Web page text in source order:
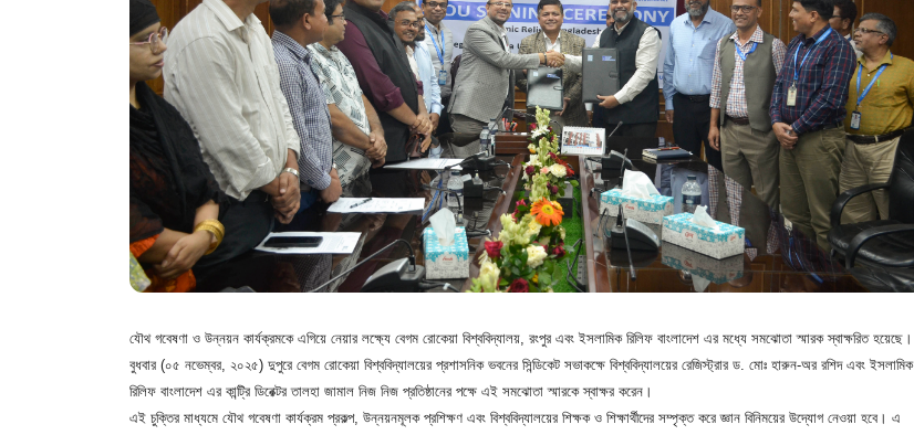
যৌথ গবেষণা ও উন্নয়ন কার্যক্রমকে এগিয়ে নেয়ার লক্ষ্যে বেগম রোকেয়া বিশ্ববিদ্যালয়, রংপুর এবং ইসলামিক রিলিফ বাংলাদেশ এর মধ্যে সমঝোতা স্মারক স্বাক্ষরিত হয়েছে।
বুধবার (০৫ নভেম্বর, ২০২৫) দুপুরে বেগম রোকেয়া বিশ্ববিদ্যালয়ের প্রশাসনিক ভবনের সিন্ডিকেট সভাকক্ষে বিশ্ববিদ্যালয়ের রেজিস্ট্রার ড. মোঃ হারুন-অর রশিদ এবং ইসলামিক
রিলিফ বাংলাদেশ এর কান্ট্রি ডিরেক্টর তালহা জামাল নিজ নিজ প্রতিষ্ঠানের পক্ষে এই সমঝোতা স্মারকে স্বাক্ষর করেন।
এই চুক্তির মাধ্যমে যৌথ গবেষণা কার্যক্রম প্রকল্প, উন্নয়নমূলক প্রশিক্ষণ এবং বিশ্ববিদ্যালয়ের শিক্ষক ও শিক্ষার্থীদের সম্পৃক্ত করে জ্ঞান বিনিময়ের উদ্যোগ নেওয়া হবে। এ